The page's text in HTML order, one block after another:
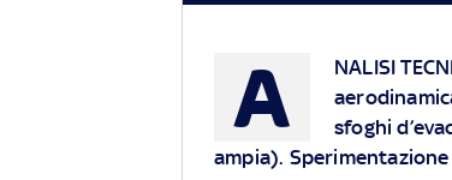
A NALISI
sfoghi
ampia).